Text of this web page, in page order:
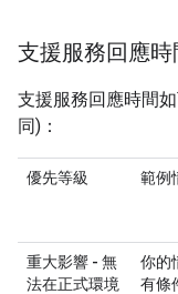
支援服務回應時
支援服務回應時間
同)：
優先等級 範例
重大影響 - 無
法在正式環境
你的
有條